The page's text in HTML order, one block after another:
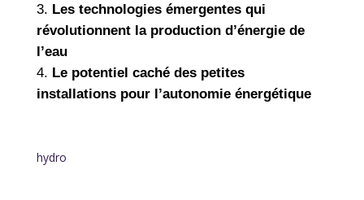
Les technologies émergentes qui
révolutionnent la production d’énergie de
l’eau
Le potentiel caché des petites
installations pour l’autonomie énergétique
hydro